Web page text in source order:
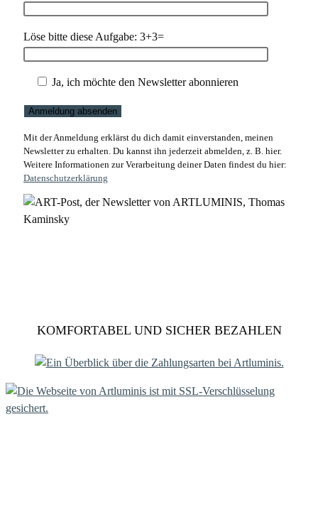
Löse bitte diese Aufgabe: 3+3=
Ja, ich möchte den Newsletter abonnieren
Mit der Anmeldung erklärst du dich damit einverstanden, meinen
Newsletter zu erhalten. Du kannst ihn jederzeit abmelden, z. B. hier.
Weitere Informationen zur Verarbeitung deiner Daten findest du hier:
Datenschutzerklärung
KOMFORTABEL UND SICHER BEZAHLEN